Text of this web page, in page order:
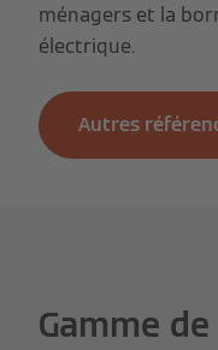
ménagers et la
électrique.
Autres
Gamme